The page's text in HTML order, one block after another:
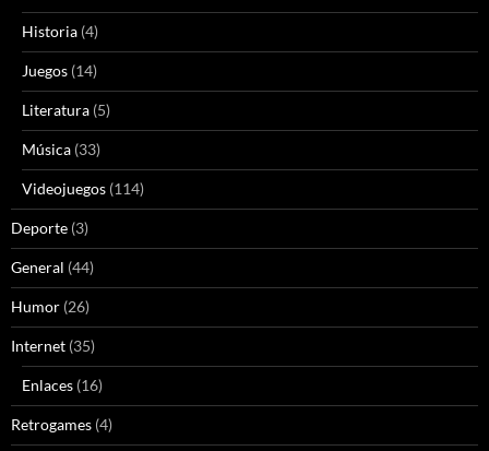
Historia (4)
Juegos (14)
Literatura (5)
Música (33)
Videojuegos (114)
Deporte (3)
General (44)
Humor (26)
Internet (35)
Enlaces (16)
Retrogames (4)